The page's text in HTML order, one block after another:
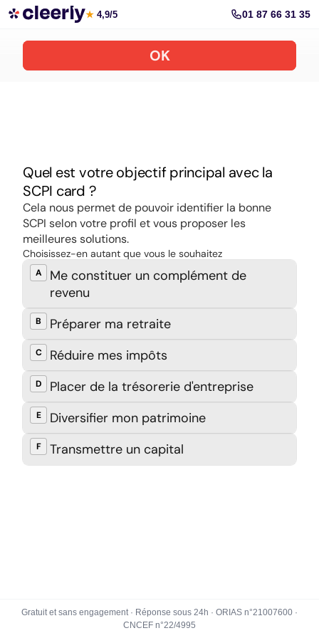
Souscrire aux meilleures SCPI en ligne
★ 4,9/5 01 87 66 31 35
Gratuit et sans engagement · Réponse sous 24h · ORIAS n°21007600 ·
CNCEF n°22/4995